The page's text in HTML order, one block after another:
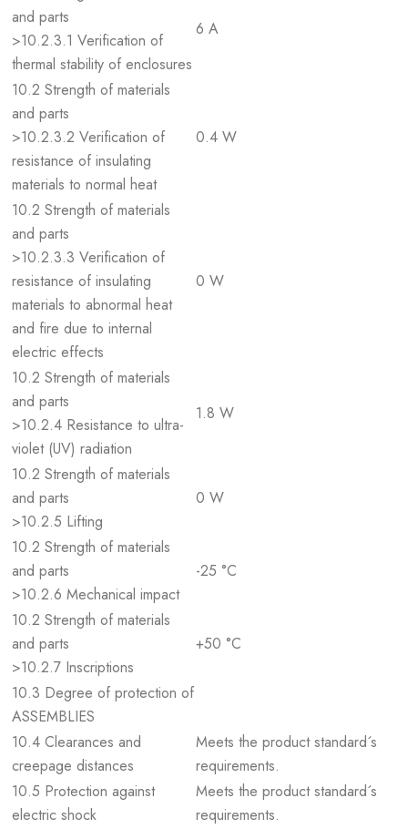
and parts
>10.2.3.1 Verification of
thermal stability of enclosures
6 A
10.2 Strength of materials
and parts
>10.2.3.2 Verification of
resistance of insulating
materials to normal heat
0.4 W
10.2 Strength of materials
and parts
>10.2.3.3 Verification of
resistance of insulating
materials to abnormal heat
and fire due to internal
electric effects
0 W
10.2 Strength of materials
and parts
>10.2.4 Resistance to ultra-
violet (UV) radiation
1.8 W
10.2 Strength of materials
and parts
>10.2.5 Lifting
0 W
10.2 Strength of materials
and parts
>10.2.6 Mechanical impact
-25 °C
10.2 Strength of materials
and parts
>10.2.7 Inscriptions
+50 °C
10.3 Degree of protection of
ASSEMBLIES
10.4 Clearances and
creepage distances
Meets the product standard´s
requirements.
10.5 Protection against
electric shock
Meets the product standard´s
requirements.